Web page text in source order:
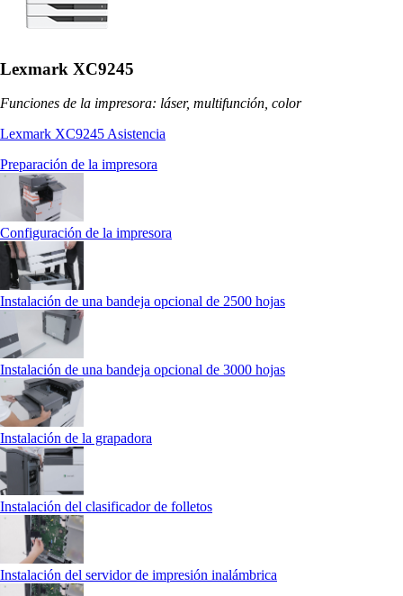
Lexmark XC9245
Funciones de la impresora: láser, multifunción, color
Lexmark XC9245 Asistencia
Preparación de la impresora
Configuración de la impresora
Instalación de una bandeja opcional de 2500 hojas
Instalación de una bandeja opcional de 3000 hojas
Instalación de la grapadora
Instalación del clasificador de folletos
Instalación del servidor de impresión inalámbrica